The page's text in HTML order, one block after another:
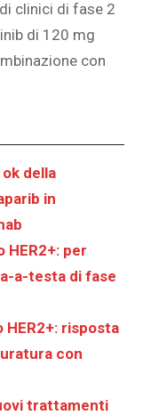
clinici di fase 2
di 120 mg
con
della
in
HER2+: per
a-testa di fase
risposta
con
trattamenti